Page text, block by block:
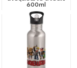
600ml